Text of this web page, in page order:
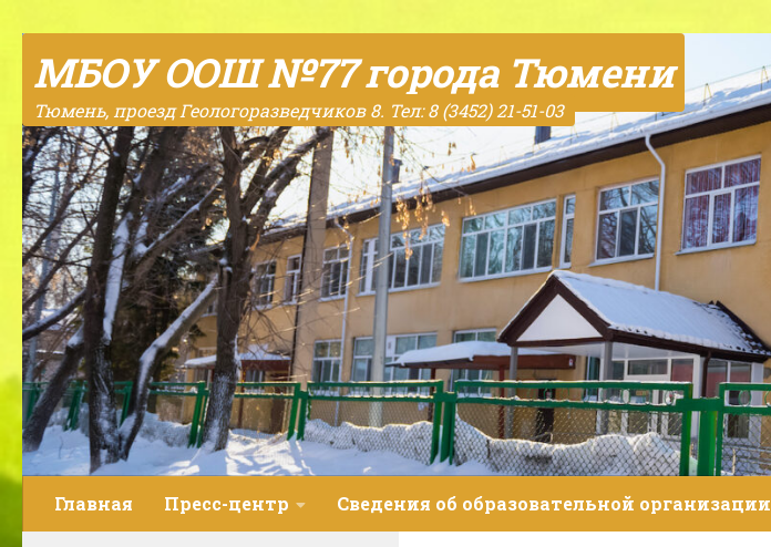
Skip to content
МБОУ ООШ №77 города Тюмени
Тюмень, проезд Геологоразведчиков 8. Тел: 8 (3452) 21-51-03
Главная Пресс-центр Сведения об образовательной организации